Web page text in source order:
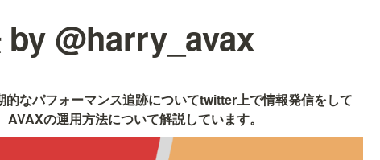
by @harry_avax
なパフォーマンス追跡についてtwitter上で情報発信をして
の運用方法について解説しています。